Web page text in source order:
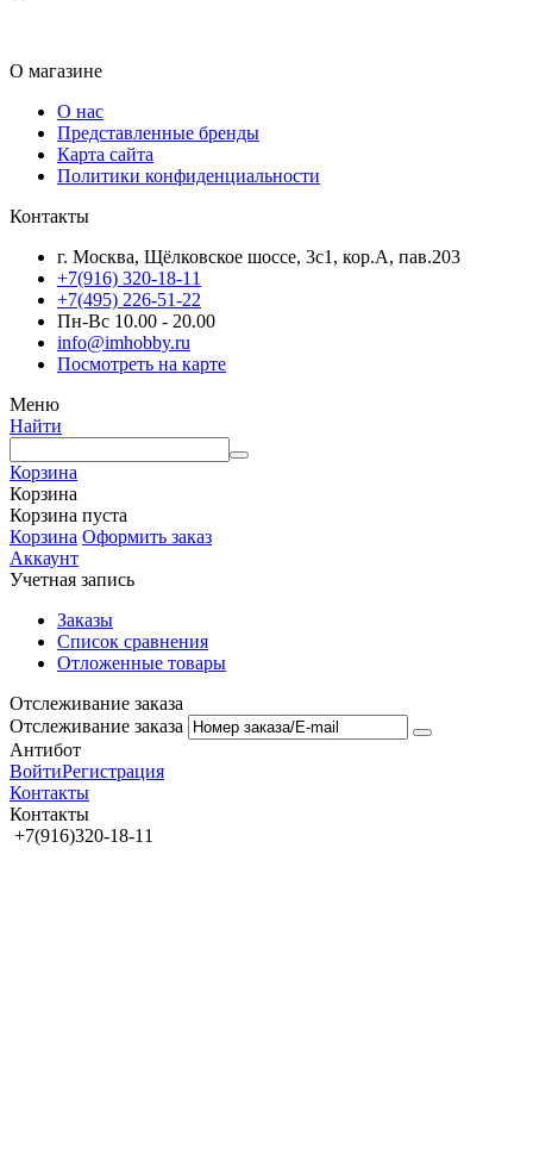
О магазине
О нас
Представленные бренды
Карта сайта
Политики конфиденциальности
Контакты
г. Москва, Щёлковское шоссе, 3с1, кор.А, пав.203
+7(916) 320-18-11
+7(495) 226-51-22
Пн-Вс 10.00 - 20.00
info@imhobby.ru
Посмотреть на карте
Меню
Найти
Корзина
Корзина
Корзина пуста
Корзина Оформить заказ
Аккаунт
Учетная запись
Заказы
Список сравнения
Отложенные товары
Отслеживание заказа
Отслеживание заказа
Антибот
ВойтиРегистрация
Контакты
Контакты
+7(916)320-18-11